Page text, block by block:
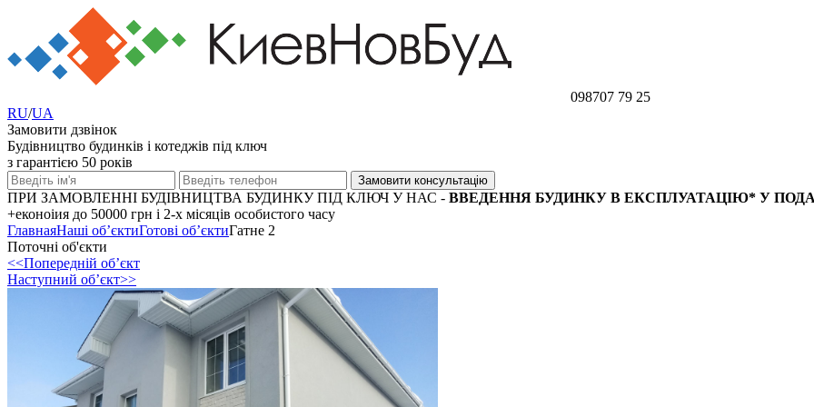
098707 79 25
RU/UA
Замовити дзвінок
Будівництво будинків і котеджів під ключ
з гарантією 50 років
ПРИ ЗАМОВЛЕННІ БУДІВНИЦТВА БУДИНКУ ПІД КЛЮЧ У НАС - ВВЕДЕННЯ БУДИНКУ В ЕКСПЛУАТАЦІЮ* У
+еконоіия до 50000 грн і 2-х місяців особистого часу
ГлавнаяНаші об’єктиГотові об’єктиГатне 2
Поточні об'єкти
<<Попередній об’єкт
Наступний об’єкт>>